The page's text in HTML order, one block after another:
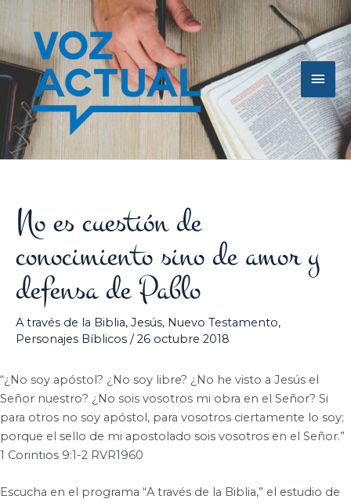
contenido
No es cuestión de
conocimiento sino de amor y
defensa de Pablo
A través de la Biblia, Jesús, Nuevo Testamento,
Personajes Bíblicos /26 octubre 2018
“¿No soy apóstol? ¿No soy libre? ¿No he visto a Jesús el
Señor nuestro? ¿No sois vosotros mi obra en el Señor? Si
para otros no soy apóstol, para vosotros ciertamente lo soy;
porque el sello de mi apostolado sois vosotros en el Señor.”
1 Corintios 9:1-2 RVR1960
Escucha en el programa “A través de la Biblia,” el estudio de